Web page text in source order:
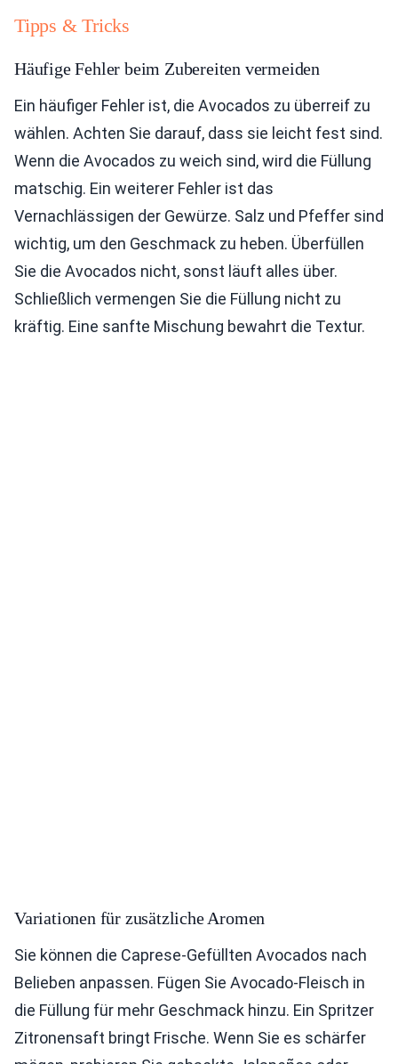
Tipps & Tricks
Häufige Fehler beim Zubereiten vermeiden
Ein häufiger Fehler ist, die Avocados zu überreif zu
wählen. Achten Sie darauf, dass sie leicht fest sind.
Wenn die Avocados zu weich sind, wird die Füllung
matschig. Ein weiterer Fehler ist das
Vernachlässigen der Gewürze. Salz und Pfeffer sind
wichtig, um den Geschmack zu heben. Überfüllen
Sie die Avocados nicht, sonst läuft alles über.
Schließlich vermengen Sie die Füllung nicht zu
kräftig. Eine sanfte Mischung bewahrt die Textur.
Variationen für zusätzliche Aromen
Sie können die Caprese-Gefüllten Avocados nach
Belieben anpassen. Fügen Sie Avocado-Fleisch in
die Füllung für mehr Geschmack hinzu. Ein Spritzer
Zitronensaft bringt Frische. Wenn Sie es schärfer